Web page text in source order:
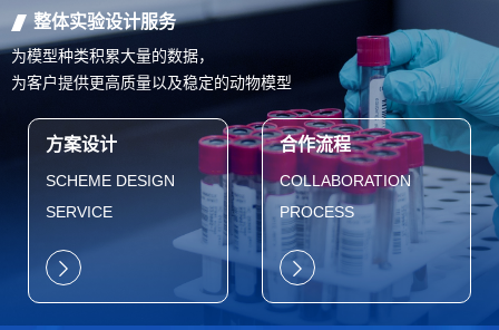
整体实验设计服务
为模型种类积累大量的数据，
为客户提供更高质量以及稳定的动物模型
方案设计
SCHEME DESIGN
SERVICE
合作流程
COLLABORATION
PROCESS